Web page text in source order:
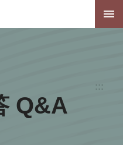
:::
Q&A